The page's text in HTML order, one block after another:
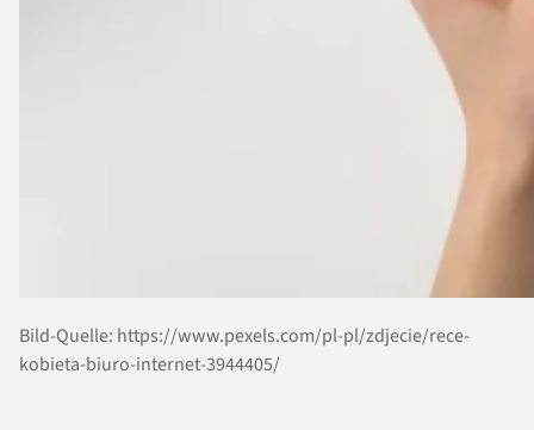
Bild-Quelle: https://www.pexels.com/pl-pl/zdjecie/rece-
kobieta-biuro-internet-3944405/